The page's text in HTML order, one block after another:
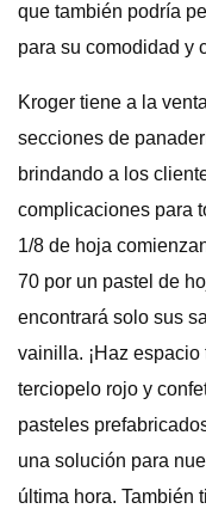
que también podría
para su comodidad y
Kroger tiene a la
secciones de
brindando a los
complicaciones para
1/8 de hoja
70 por un pastel de
encontrará solo sus
vainilla. ¡Haz
terciopelo rojo y
pasteles
una solución para
última hora. También